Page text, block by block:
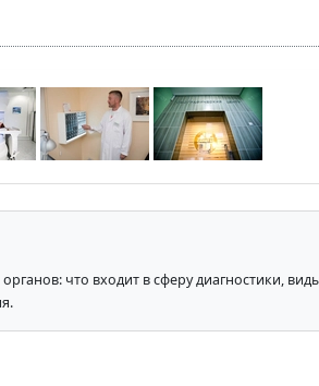
что входит в сферу диагностики,